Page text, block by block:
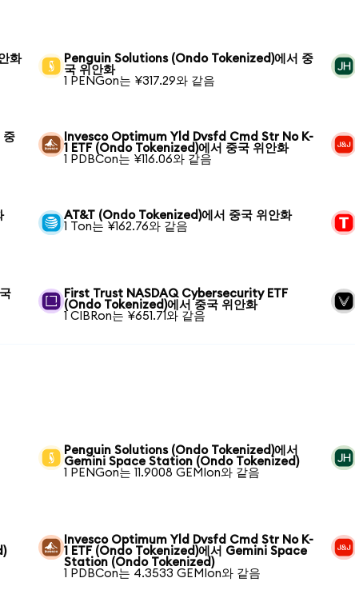
화
Penguin Solutions (Ondo Tokenized)에서 중
국 위안화
1 PENGon는 ¥317.29와 같음
중
Invesco Optimum Yld Dvsfd Cmd Str No K-
1 ETF (Ondo Tokenized)에서 중국 위안화
1 PDBCon는 ¥116.06와 같음
AT&T (Ondo Tokenized)에서 중국 위안화
1 Ton는 ¥162.76와 같음
First Trust NASDAQ Cybersecurity ETF
(Ondo Tokenized)에서 중국 위안화
1 CIBRon는 ¥651.71와 같음
Penguin Solutions (Ondo Tokenized)에서
Gemini Space Station (Ondo Tokenized)
1 PENGon는 11.9008 GEMIon와 같음
Invesco Optimum Yld Dvsfd Cmd Str No K-
1 ETF (Ondo Tokenized)에서 Gemini Space
Station (Ondo Tokenized)
1 PDBCon는 4.3533 GEMIon와 같음